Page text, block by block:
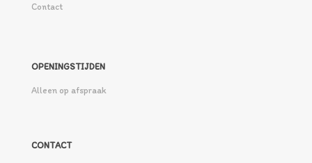
Contact
OPENINGSTIJDEN
Alleen op afspraak
CONTACT